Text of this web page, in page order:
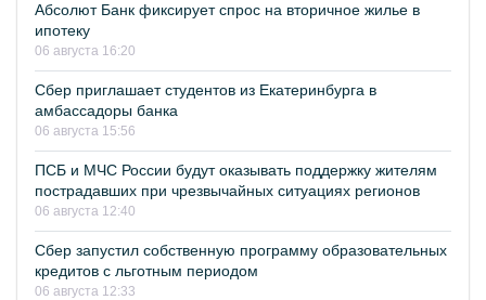
Абсолют Банк фиксирует спрос на вторичное жилье в
ипотеку
06 августа 16:20
Сбер приглашает студентов из Екатеринбурга в
амбассадоры банка
06 августа 15:56
ПСБ и МЧС России будут оказывать поддержку жителям
пострадавших при чрезвычайных ситуациях регионов
06 августа 12:40
Сбер запустил собственную программу образовательных
кредитов с льготным периодом
06 августа 12:33